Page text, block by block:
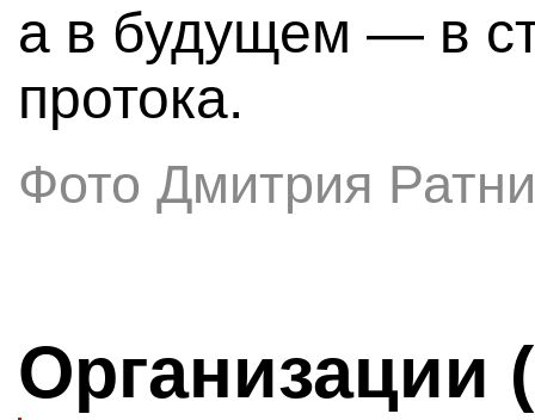
а в будущем — в
протока.
Фото Дмитрия
Организации